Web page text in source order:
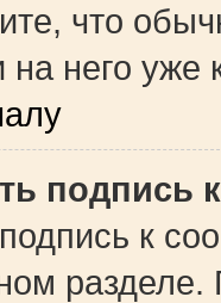
что
него уже
подпись
к